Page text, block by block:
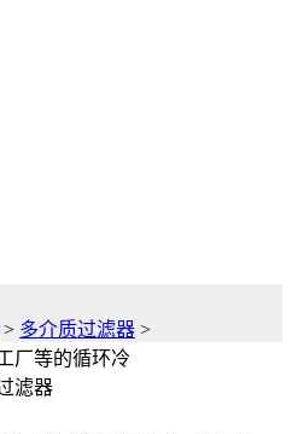
> 多介质过滤器 >